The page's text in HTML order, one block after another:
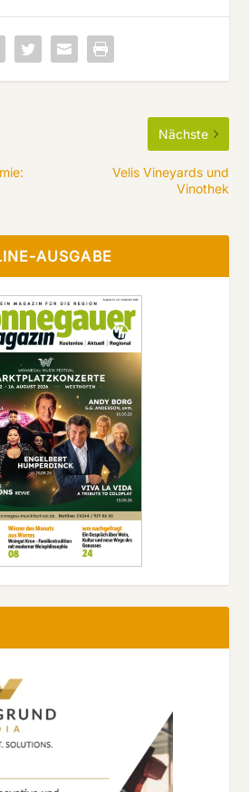
Nächste
Velis Vineyards und
Vinothek
AUSGABE